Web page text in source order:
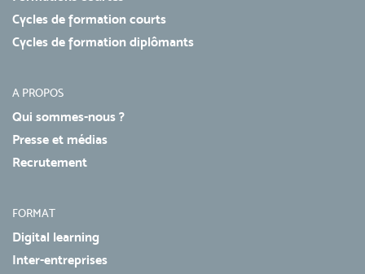
Cycles de formation courts
Cycles de formation diplômants
A PROPOS
Qui sommes-nous ?
Presse et médias
Recrutement
FORMAT
Digital learning
Inter-entreprises